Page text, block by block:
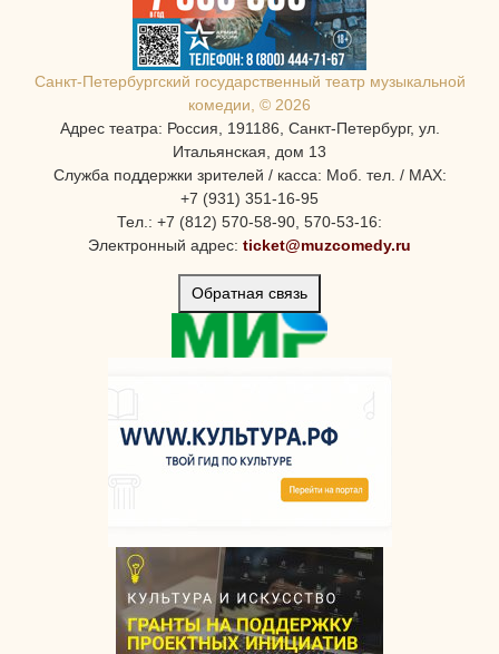
Санкт-Петербургcкий государственный театр музыкальной
комедии, © 2026
Адрес театра: Россия, 191186, Санкт-Петербург, ул.
Итальянская, дом 13
Служба поддержки зрителей / касса: Моб. тел. / MAX:
+7 (931) 351-16-95
Тел.: +7 (812) 570-58-90, 570-53-16:
Электронный адрес: ticket@muzcomedy.ru
Обратная связь